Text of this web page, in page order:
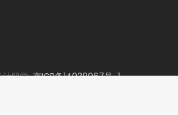
计留学.京ICP备14038067号-1